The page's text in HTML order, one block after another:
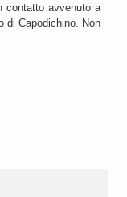
contatto avvenuto a
di Capodichino. Non